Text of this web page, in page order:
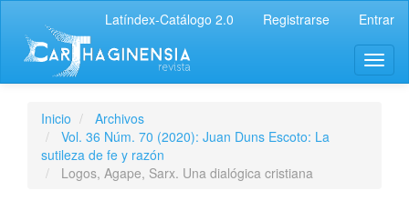
Latíndex-Catálogo 2.0 Registrarse Entrar
Inicio
Archivos
Vol. 36 Núm. 70 (2020): Juan Duns Escoto: La
sutileza de fe y razón
Logos, Agape, Sarx. Una dialógica cristiana